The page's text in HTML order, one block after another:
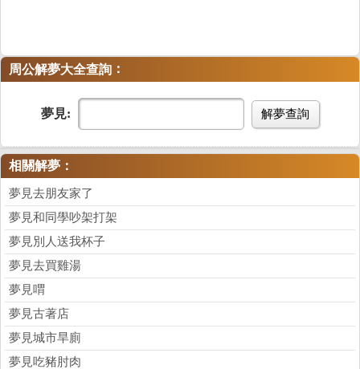
周公解夢大全查詢 ：
夢見: 解夢查詢
相關解夢：
夢見去朋友家了
夢見和同學吵架打架
夢見別人送我杯子
夢見去買雞湯
夢見喟
夢見古著店
夢見城市旱廁
夢見吃豬肘肉